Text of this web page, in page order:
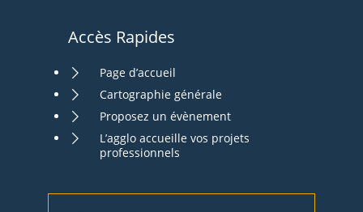
Accès Rapides
Page d’accueil
Cartographie générale
Proposez un évènement
L’agglo accueille vos projets
professionnels